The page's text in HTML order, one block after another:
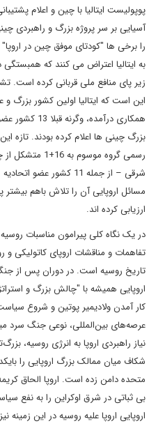
پوپولیست ایتالیا با چین و اعلام
آسیایی بر سر پروژه بزرگ و راهبردی
را برخی ها "کودتای موفق چین در
به ایتالیا اعتراض می کنند که
زیر پای منافع ملی قربانی کرده است.
همکاری
بزرگ چینی ها اعلام کرده بودند. تازه
رسمی گروه
شرقی – از جمله 11 کشور
مسائل اروپایی آن را تلاش باهم
ارزیابی کرده اند.
در یک نگاه کلی پیرامون مناسبات
تفاهمات و مناقشات اروپای کاتولیکی
تاریخ روسیه است. در دوران پس از
اروپایی همیشه با "چالش بزرگ و
کار آمدن ولادیمیر پوتین و شروع
عرصه‌های بین‌المللی، نوعی جنگ سرد
نیاز راهبردی اروپا به انرژی روسیه،
شکاف میان ممالک بزرگ اروپایی را
متحده دامن زده است. اروپا الحاق
بی ثباتی در شرق اوکراین را به نفع
اروپایی اروپا علیه روسیه در این